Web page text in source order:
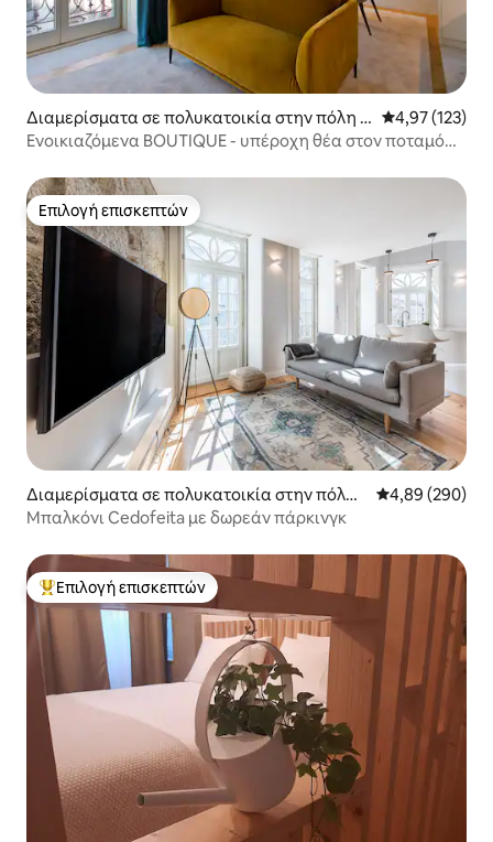
Διαμερίσματα σε πολυκατοικία στην πόλη Π
όρτο
Μέση
4,97 (123)
Ενοικιαζόμενα BOUTIQUE - υπέροχη θέα στον ποταμό
Επιλογή επισκεπτών
Επιλογή επισκεπτών
Διαμερίσματα σε πολυκατοικία στην πόλη
Πόρτο
Μέση
4,89 (290)
Μπαλκόνι Cedofeita με δωρεάν πάρκινγκ
Κορυφαία επιλογή επισκεπτών
Επιλογή επισκεπτών